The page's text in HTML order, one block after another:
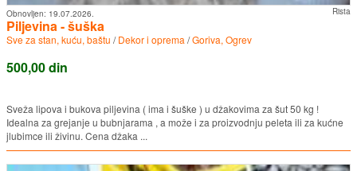
Rista
Obnovljen: 19.07.2026.
Piljevina - šuška
Sve za stan, kuću, baštu /Dekor i oprema /Goriva, Ogrev
500,00 din
Sveža lipova i bukova piljevina ( ima i šuške ) u džakovima za šut 50 kg !
Idealna za grejanje u bubnjarama , a može i za proizvodnju peleta ili za kućne
jlubimce ili živinu. Cena džaka ...